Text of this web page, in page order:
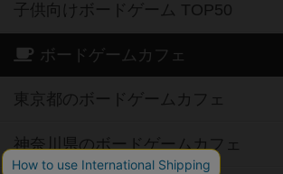
子供向けボードゲーム TOP50
ボードゲームカフェ
東京都のボードゲームカフェ
神奈川県のボードゲームカフェ